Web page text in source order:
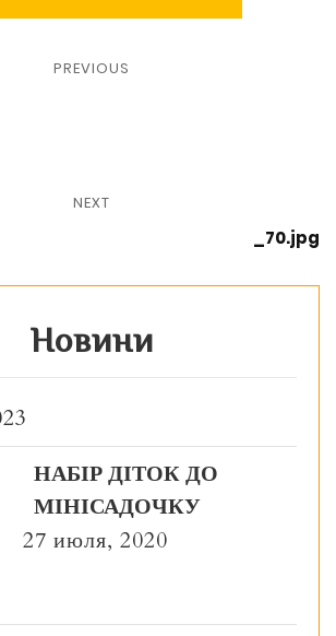
PREVIOUS
NEXT
_70.jpg
Новини
НАБІР ДІТОК ДО
МІНІСАДОЧКУ
27 июля, 2020